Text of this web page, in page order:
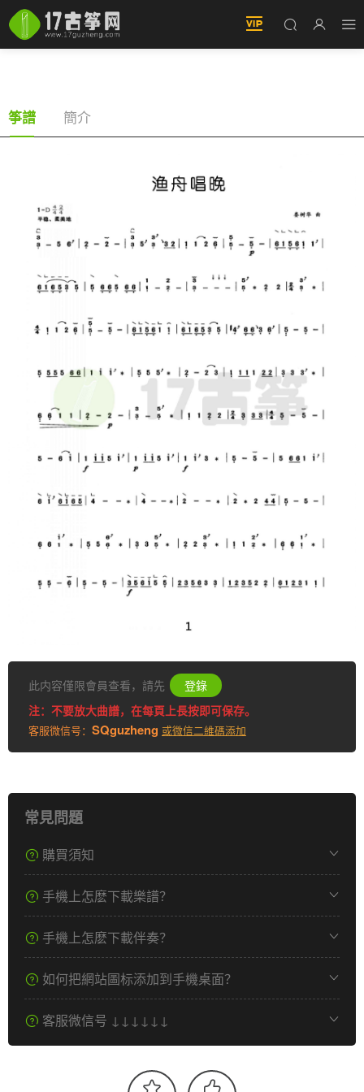
筝譜 簡介
此内容僅限會員查看，請先
登錄
注：不要放大曲譜，在每頁上長按即可保存。
客服微信号： SQguzheng 或微信二維碼添加
常見問題
購買須知
手機上怎麽下載樂譜？
手機上怎麽下載伴奏？
如何把網站圖标添加到手機桌面？
客服微信号 ↓↓↓↓↓↓